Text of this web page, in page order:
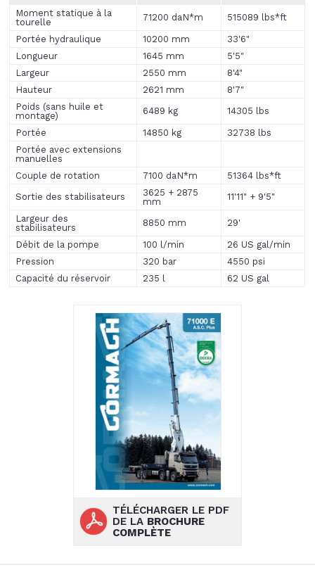
Moment statique à la
tourelle
71200 daN*m 515089 lbs*ft
Portée hydraulique 10200 mm
33'6"
Longueur
1645 mm
5'5"
Largeur
2550 mm
8'4"
Hauteur
2621 mm
8'7"
Poids (sans huile et
montage)
6489 kg 14305 lbs
Portée 14850 kg
32738 lbs
Portée avec extensions
manuelles
Couple de rotation
7100 daN*m
51364 lbs*ft
Sortie des stabilisateurs
3625 + 2875
mm
11'11" + 9'5"
Largeur des
stabilisateurs
8850 mm 29'
Débit de la pompe 100 l/min
26 US gal/min
Pression
320 bar
4550 psi
Capacité du réservoir
235 l 62 US gal
TÉLÉCHARGER LE PDF
DE LA BROCHURE
COMPLÈTE